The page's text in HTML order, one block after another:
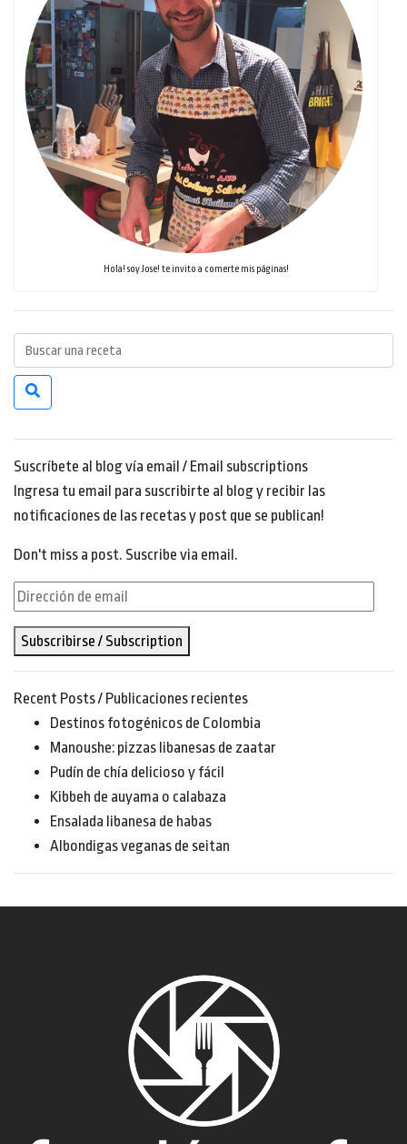
Hola! soy Jose! te invito a comerte mis páginas!
Suscríbete al blog vía email / Email subscriptions
Ingresa tu email para suscribirte al blog y recibir las
notificaciones de las recetas y post que se publican!
Don't miss a post. Suscribe via email.
Dirección
email
Subscribirse / Subscription
Recent Posts / Publicaciones recientes
Destinos fotogénicos de Colombia
Manoushe: pizzas libanesas de zaatar
Pudín de chía delicioso y fácil
Kibbeh de auyama o calabaza
Ensalada libanesa de habas
Albondigas veganas de seitan